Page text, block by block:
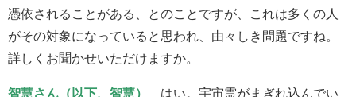
憑依されることがある、とのことですが、これは多くの人
がその対象になっていると思われ、由々しき問題ですね。
詳しくお聞かせいただけますか。
智慧さん（以下、智慧）
はい。宇宙霊がまぎれ込んでい